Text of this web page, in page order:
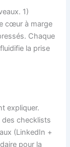
1)
cœur à marge
Chaque
la prise
expliquer.
des checklists
(LinkedIn +
pour la